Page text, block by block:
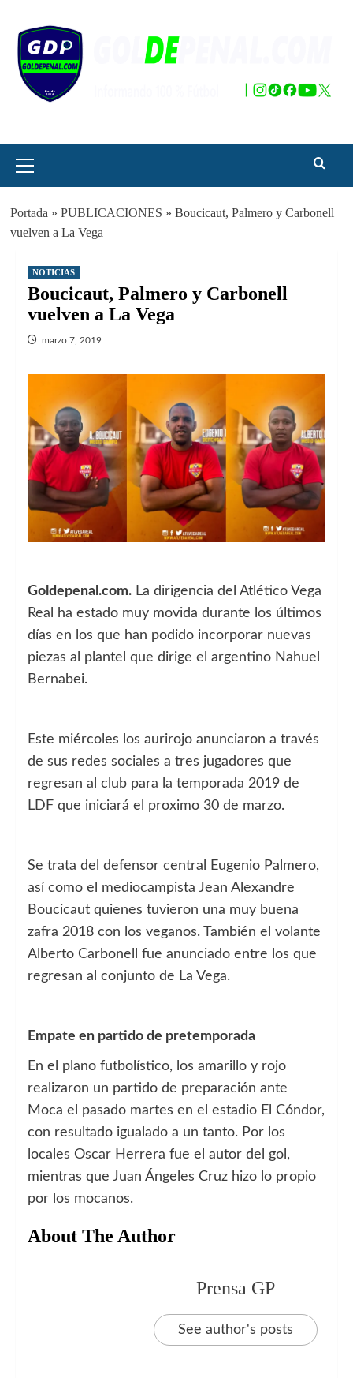
contenido
principal
Portada » PUBLICACIONES » Boucicaut, Palmero y Carbonell
vuelven a La Vega
NOTICIAS
Boucicaut, Palmero y Carbonell
vuelven a La Vega
marzo 7, 2019
Goldepenal.com. La dirigencia del Atlético Vega
Real ha estado muy movida durante los últimos
días en los que han podido incorporar nuevas
piezas al plantel que dirige el argentino Nahuel
Bernabei.
Este miércoles los aurirojo anunciaron a través
de sus redes sociales a tres jugadores que
regresan al club para la temporada 2019 de
LDF que iniciará el proximo 30 de marzo.
Se trata del defensor central Eugenio Palmero,
así como el mediocampista Jean Alexandre
Boucicaut quienes tuvieron una muy buena
zafra 2018 con los veganos. También el volante
Alberto Carbonell fue anunciado entre los que
regresan al conjunto de La Vega.
Empate en partido de pretemporada
En el plano futbolístico, los amarillo y rojo
realizaron un partido de preparación ante
Moca el pasado martes en el estadio El Cóndor,
con resultado igualado a un tanto. Por los
locales Oscar Herrera fue el autor del gol,
mientras que Juan Ángeles Cruz hizo lo propio
por los mocanos.
About The Author
Prensa GP
See author's posts